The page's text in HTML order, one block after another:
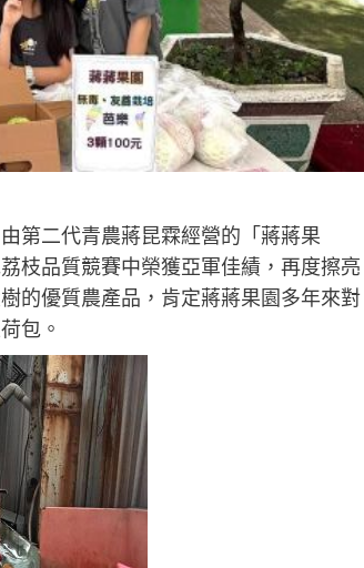
第二代青農蔣昆霖經營的「蔣蔣果
枝品質競賽中榮獲亞軍佳績，再度擦亮
的優質農產品，肯定蔣蔣果園多年來對
包。